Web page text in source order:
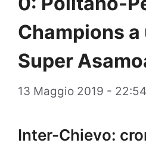
Champions a
Super
13 Maggio 2019 - 22:54
Inter-Chievo: